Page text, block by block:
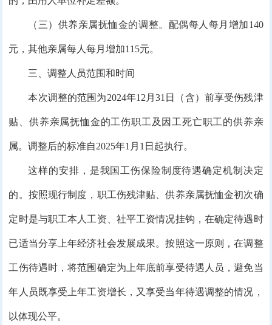
（三）供养亲属抚恤金的调整。配偶每人每月增加140
元，其他亲属每人每月增加115元。
三、调整人员范围和时间
本次调整的范围为2024年12月31日（含）前享受伤残津
贴、供养亲属抚恤金的工伤职工及因工死亡职工的供养亲
属。调整后的标准自2025年1月1日起执行。
这样的安排，是我国工伤保险制度待遇确定机制决定
的。按照现行制度，职工伤残津贴、供养亲属抚恤金初次确
定时是与职工本人工资、社平工资情况挂钩，在确定待遇时
已适当分享上年经济社会发展成果。按照这一原则，在调整
工伤待遇时，将范围确定为上年底前享受待遇人员，避免当
年人员既享受上年工资增长，又享受当年待遇调整的情况，
以体现公平。